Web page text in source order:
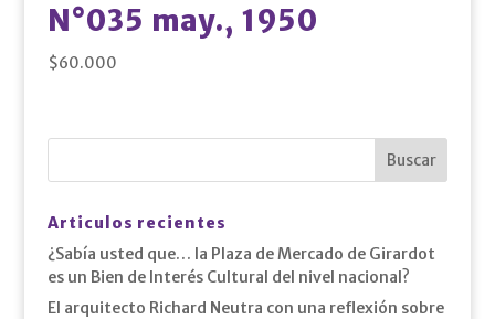
N°035 may., 1950
$60.000
Articulos recientes
¿Sabía usted que… la Plaza de Mercado de Girardot
es un Bien de Interés Cultural del nivel nacional?
El arquitecto Richard Neutra con una reflexión sobre